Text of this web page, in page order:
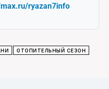
ryazan7info
ОТОПИТЕЛЬНЫЙ СЕЗОН